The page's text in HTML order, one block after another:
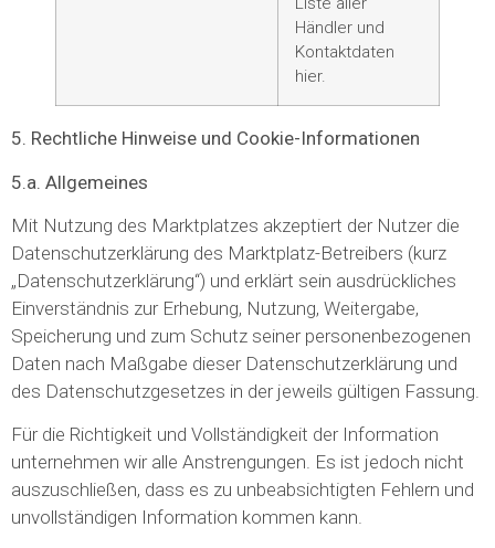
Händler und
Kontaktdaten
hier.
5. Rechtliche Hinweise und Cookie-Informationen
5.a. Allgemeines
Mit Nutzung des Marktplatzes akzeptiert der Nutzer die
Datenschutzerklärung des Marktplatz-Betreibers (kurz
„Datenschutzerklärung“) und erklärt sein ausdrückliches
Einverständnis zur Erhebung, Nutzung, Weitergabe,
Speicherung und zum Schutz seiner personenbezogenen
Daten nach Maßgabe dieser Datenschutzerklärung und
des Datenschutzgesetzes in der jeweils gültigen Fassung.
Für die Richtigkeit und Vollständigkeit der Information
unternehmen wir alle Anstrengungen. Es ist jedoch nicht
auszuschließen, dass es zu unbeabsichtigten Fehlern und
unvollständigen Information kommen kann.